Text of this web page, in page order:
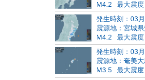
M4.2
最大震
発生時刻：03
震源地：宮城県
M4.2
最大震
発生時刻：03
震源地：奄美
M3.5
最大震